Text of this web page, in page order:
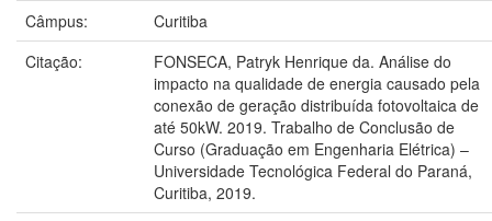
Câmpus:
Curitiba
Citação:
FONSECA, Patryk Henrique da. Análise do
impacto na qualidade de energia causado pela
conexão de geração distribuída fotovoltaica de
até 50kW. 2019. Trabalho de Conclusão de
Curso (Graduação em Engenharia Elétrica) –
Universidade Tecnológica Federal do Paraná,
Curitiba, 2019.